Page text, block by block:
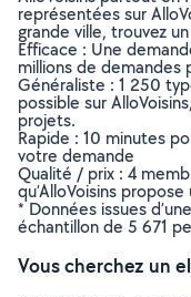
représentées sur
grande ville, trouvez
Efficace : Une
millions de demandes
Généraliste : 1 250
possible sur
projets.
Rapide : 10 minutes
votre demande
Qualité / prix : 4
qu’AlloVoisins
* Données issues
échantillon de 5 671
Vous cherchez un